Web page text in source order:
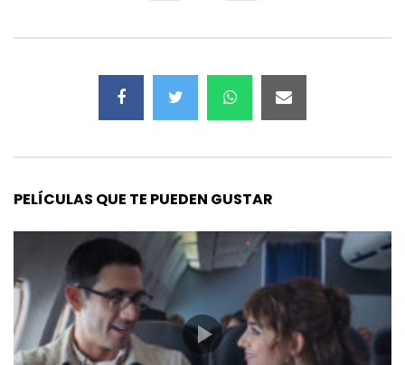
PELÍCULAS QUE TE PUEDEN GUSTAR